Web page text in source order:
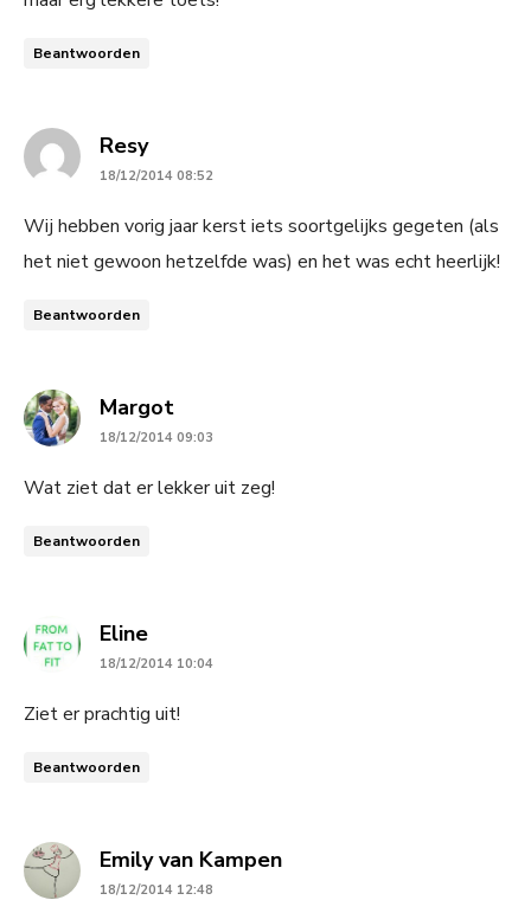
Beantwoorden
Resysays:
18/12/2014 08:52
Wij hebben vorig jaar kerst iets soortgelijks gegeten (als
het niet gewoon hetzelfde was) en het was echt heerlijk!
Beantwoorden
Margotsays:
18/12/2014 09:03
Wat ziet dat er lekker uit zeg!
Beantwoorden
Elinesays:
18/12/2014 10:04
Ziet er prachtig uit!
Beantwoorden
Emily van Kampensays:
18/12/2014 12:48